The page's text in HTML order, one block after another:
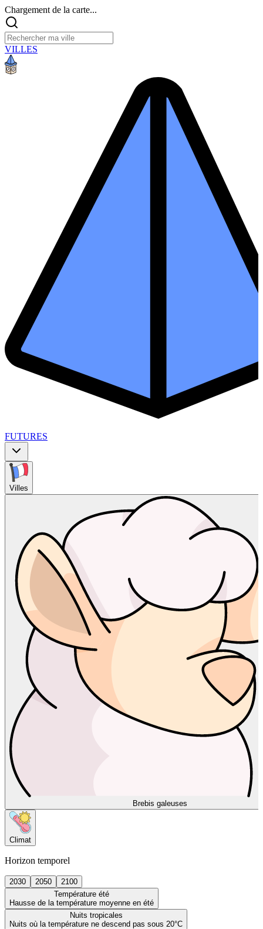
Chargement de la carte...
VILLES
FUTURES
Villes
Brebis galeuses
Climat
Horizon temporel
2030 2050
2100
Température été
Hausse de la température moyenne en été
Nuits tropicales
Nuits où la température ne descend pas sous 20°C